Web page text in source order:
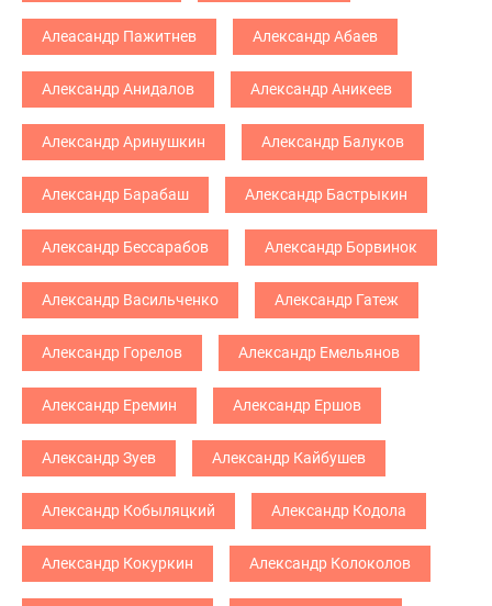
Алеасандр Пажитнев Александр Абаев
Александр Анидалов Александр Аникеев
Александр Аринушкин Александр Балуков
Александр Барабаш Александр Бастрыкин
Александр Бессарабов Александр Борвинок
Александр Васильченко Александр Гатеж
Александр Горелов Александр Емельянов
Александр Еремин Александр Ершов
Александр Зуев Александр Кайбушев
Александр Кобыляцкий Александр Кодола
Александр Кокуркин Александр Колоколов